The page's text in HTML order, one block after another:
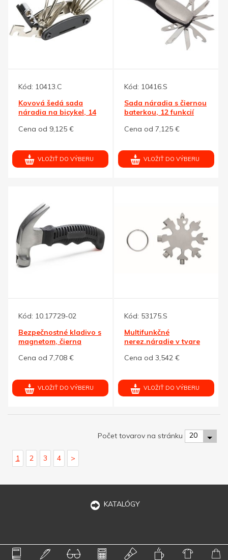
Kód: 10413.C
Kovová šedá sada
náradia na bicykel, 14
Cena od 9,125 €
VLOŽIŤ DO VÝBERU
Kód: 10416.S
Sada náradia s čiernou
baterkou, 12 funkcií
Cena od 7,125 €
VLOŽIŤ DO VÝBERU
Kód: 10.17729-02
Bezpečnostné kladivo s
magnetom, čierna
Cena od 7,708 €
VLOŽIŤ DO VÝBERU
Kód: 53175.S
Multifunkčné
nerez.náradie v tvare
Cena od 3,542 €
VLOŽIŤ DO VÝBERU
Počet tovarov na stránku 20
1 2 3 4 >
KATALÓGY